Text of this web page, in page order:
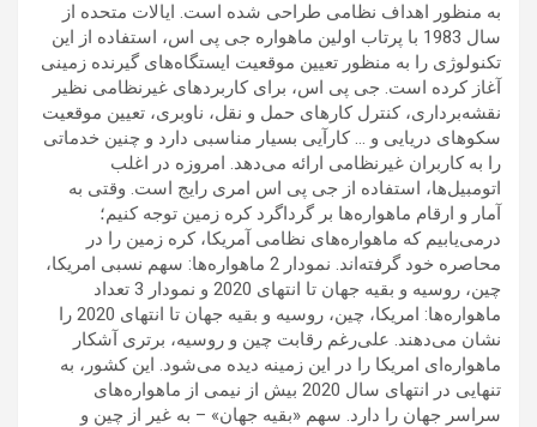
به منظور اهداف نظامی طراحی شده است. ایالات متحده از
سال 1983 با پرتاب اولین ماهواره جی پی اس، استفاده از این
تکنولوژی را به منظور تعیین موقعیت ایستگاه‌های گیرنده زمینی
آغاز کرده است. جی پی اس، برای کاربردهای غیرنظامی نظیر
نقشه‌برداری، کنترل کارهای حمل و نقل، ناوبری، تعیین موقعیت
سکوهای دریایی و … کارآیی بسیار مناسبی دارد و چنین خدماتی
را به کاربران غیرنظامی ارائه می‌دهد. امروزه در اغلب
اتومبیل‌ها، استفاده از جی پی اس امری رایج است. وقتی به
آمار و ارقام ماهواره‌ها بر گرداگرد کره زمین توجه کنیم؛
درمی‌یابیم که ماهواره‌های نظامی آمریکا، کره زمین را در
محاصره خود گرفته‌اند. نمودار 2 ماهواره‌ها: سهم نسبی امریکا،
چین، روسیه و بقیه جهان تا انتهای 2020 و نمودار 3 تعداد
ماهواره‌ها: امریکا، چین، روسیه و بقیه جهان تا انتهای 2020 را
نشان می‌دهند. علی‌رغم رقابت چین و روسیه، برتری آشکار
ماهواره‌ای امریکا را در این زمینه دیده می‌شود. این کشور، به
تنهایی در انتهای سال 2020 بیش از نیمی از ماهواره‌های
سراسر جهان را دارد. سهم «بقیه جهان» – به غیر از چین و